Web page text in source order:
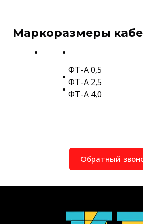
Маркоразмеры
ФТ-А 0,5
ФТ-А 2,5
ФТ-А 4,0
Обратный